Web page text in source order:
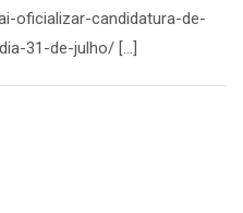
oficializar-candidatura-de-
31-de-julho/ […]